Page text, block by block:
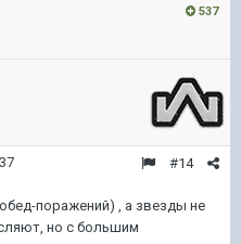
537
#14
поражений) , а звезды не
но с большим